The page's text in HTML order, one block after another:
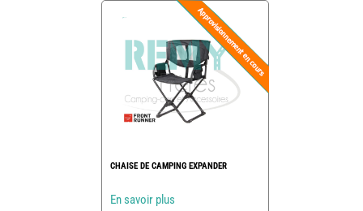
CHAISE DE CAMPING EXPANDER
En savoir plus